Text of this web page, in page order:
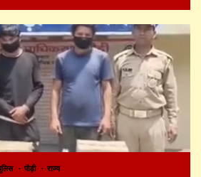
पौड़ी राज्य